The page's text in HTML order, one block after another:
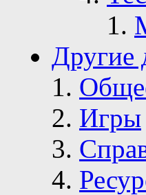
Другие
Игры